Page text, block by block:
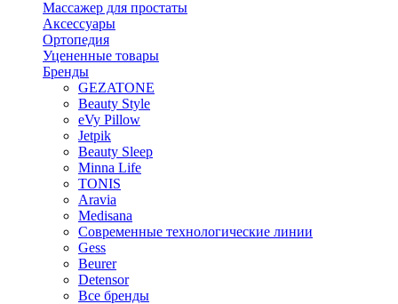
Массажер для простаты
Аксессуары
Ортопедия
Уцененные товары
Бренды
GEZATONE
Beauty Style
eVy Pillow
Jetpik
Beauty Sleep
Minna Life
TONIS
Aravia
Medisana
Современные технологические линии
Gess
Beurer
Detensor
Все бренды